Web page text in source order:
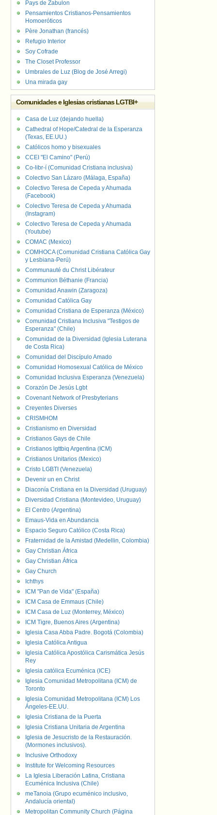
Pays de Zabulon
Pensamientos Cristianos-Pensamientos
Homoeróticos
Père Jonathan (francés)
Refugio Interior
Soy Cofrade
The Closet Professor
Umbrales de Luz (Blog de José Arregi)
Una mirada gay
Comunidades e Iglesias cristianas LGTBI+
Casa de Luz (dejando huella)
Cathedral of Hope/Catedral de la Esperanza
(Texas, EE.UU.)
Católicos homo y bisexuales
CCEI "El Camino" (Perú)
Co-libr-í (Comunidad Cristiana inclusiva)
Colectivo San Lázaro (Málaga, España)
Colectivo Teresa de Cepeda y Ahumada
(Facebook)
Colectivo Teresa de Cepeda y Ahumada
(Instagram)
Colectivo Teresa de Cepeda y Ahumada
(Youtube)
COMAC (Mexico)
COMHOCA (Comunidad Cristiana Católica Gay
y Lesbiana-Perú)
Communauté du Christ Libérateur
Communion Béthanie (Francia)
Comunidad Anawin (Zaragoza)
Comunidad Católica Gay
Comunidad Cristiana de Esperanza (México)
Comunidad Cristiana Inclusiva "Testigos de
Esperanza" (Chile)
Comunidad de la Diversidad (Iglesia Luterana
de Costa Rica)
Comunidad del Discípulo Amado
Comunidad Homosexual Católica de México
Comunidad Inclusiva Esperanza (Venezuela)
Corazón De Jesús Lgbt
Covenant Network of Presbyterians
Creyentes Diverses
CRISMHOM
Cristianismo en Diversidad
Cristianos Gays de Chile
Cristianos lgttbiq Argentina (ICM)
Cristianos Unitarios (Mexico)
Cristo LGBTI (Venezuela)
Devenir un en Christ
Diaconía Cristiana en la Diversidad (Uruguay)
Diversidad Cristiana (Montevideo, Uruguay)
El Centro (Argentina)
Emaus-Vida en Abundancia
Espacio Seguro Católico (Costa Rica)
Fraternidad de la Amistad (Medellin, Colombia)
Gay Christian África
Gay Christian África
Gay Church
Ichthys
ICM "Pan de Vida" (España)
ICM Casa de Emmaus (Chile)
ICM Casa de Luz (Monterrey, México)
ICM Tigre, Buenos Aires (Argentina)
Iglesia Casa Abba Padre. Bogotá (Colombia)
Iglesia Católica Antigua
Iglesia Católica Apostólica Carismática Jesús
Rey
Iglesia católica Ecuménica (ICE)
Iglesia Comunidad Metropolitana (ICM) de
Toronto
Iglesia Comunidad Metropolitana (ICM) Los
Ángeles-EE.UU.
Iglesia Cristiana de la Puerta
Iglesia Cristiana Unitaria de Argentina
Iglesia de Jesucristo de la Restauración.
(Mormones inclusivos).
Inclusive Orthodoxy
Institute for Welcoming Resources
La Iglesia Liberación Latina, Cristiana
Ecuménica Inclusiva (Chile)
meTanoia (Grupo ecuménico inclusivo,
Andalucía oriental)
Metropolitan Community Church (Página